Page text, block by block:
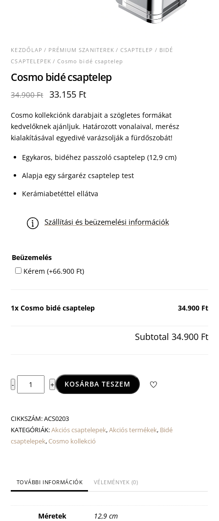
KEZDŐLAP / PRÉMIUM SZANITEREK /CSAPTELEP / BIDÉ
CSAPTELEPEK / Cosmo bidé csaptelep
Cosmo bidé csaptelep
34.900Ft
Original
was:
34.900 Ft.
33.155 FtCurrent
is:
33.155 Ft.
Cosmo kollekciónk darabjait a szögletes formákat
kedvelőknek ajánljuk. Határozott vonalaival, merész
kialakításával egyedivé varázsolják a fürdőszobát!
Egykaros, bidéhez passzoló csaptelep (12,9 cm)
Alapja egy sárgaréz csaptelep test
Kerámiabetéttel ellátva
Szállítási és beüzemelési információk
Beüzemelés
Kérem(+66.900 Ft)
1xCosmo bidé csaptelep 34.900 Ft
Subtotal 34.900 Ft
-
Cosmo
bidé
mennyiség
+ KOSÁRBA TESZEM
CIKKSZÁM:ACS0203
KATEGÓRIÁK:Akciós csaptelepek,Akciós termékek, Bidé
csaptelepek,Cosmo kollekció
TOVÁBBI INFORMÁCIÓK VÉLEMÉNYEK (0)
Méretek 12,9 cm